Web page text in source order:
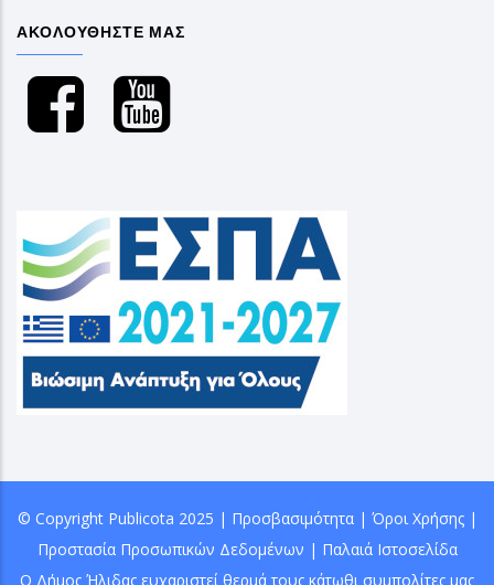
ΑΚΟΛΟΥΘΗΣΤΕ ΜΑΣ
© Copyright Publicota 2025 | Προσβασιμότητα| Όροι Χρήσης|
Προστασία Προσωπικών Δεδομένων | Παλαιά Ιστοσελίδα
Ο Δήμος Ήλιδας ευχαριστεί θερμά τους κάτωθι συμπολίτες μας